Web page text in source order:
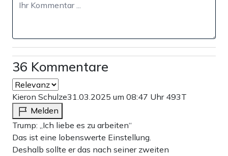
36 Kommentare
Kieron Schulze31.03.2025 um 08:47 Uhr 493T
Melden
Trump: „Ich liebe es zu arbeiten“
Das ist eine lobenswerte Einstellung.
Deshalb sollte er das nach seiner zweiten